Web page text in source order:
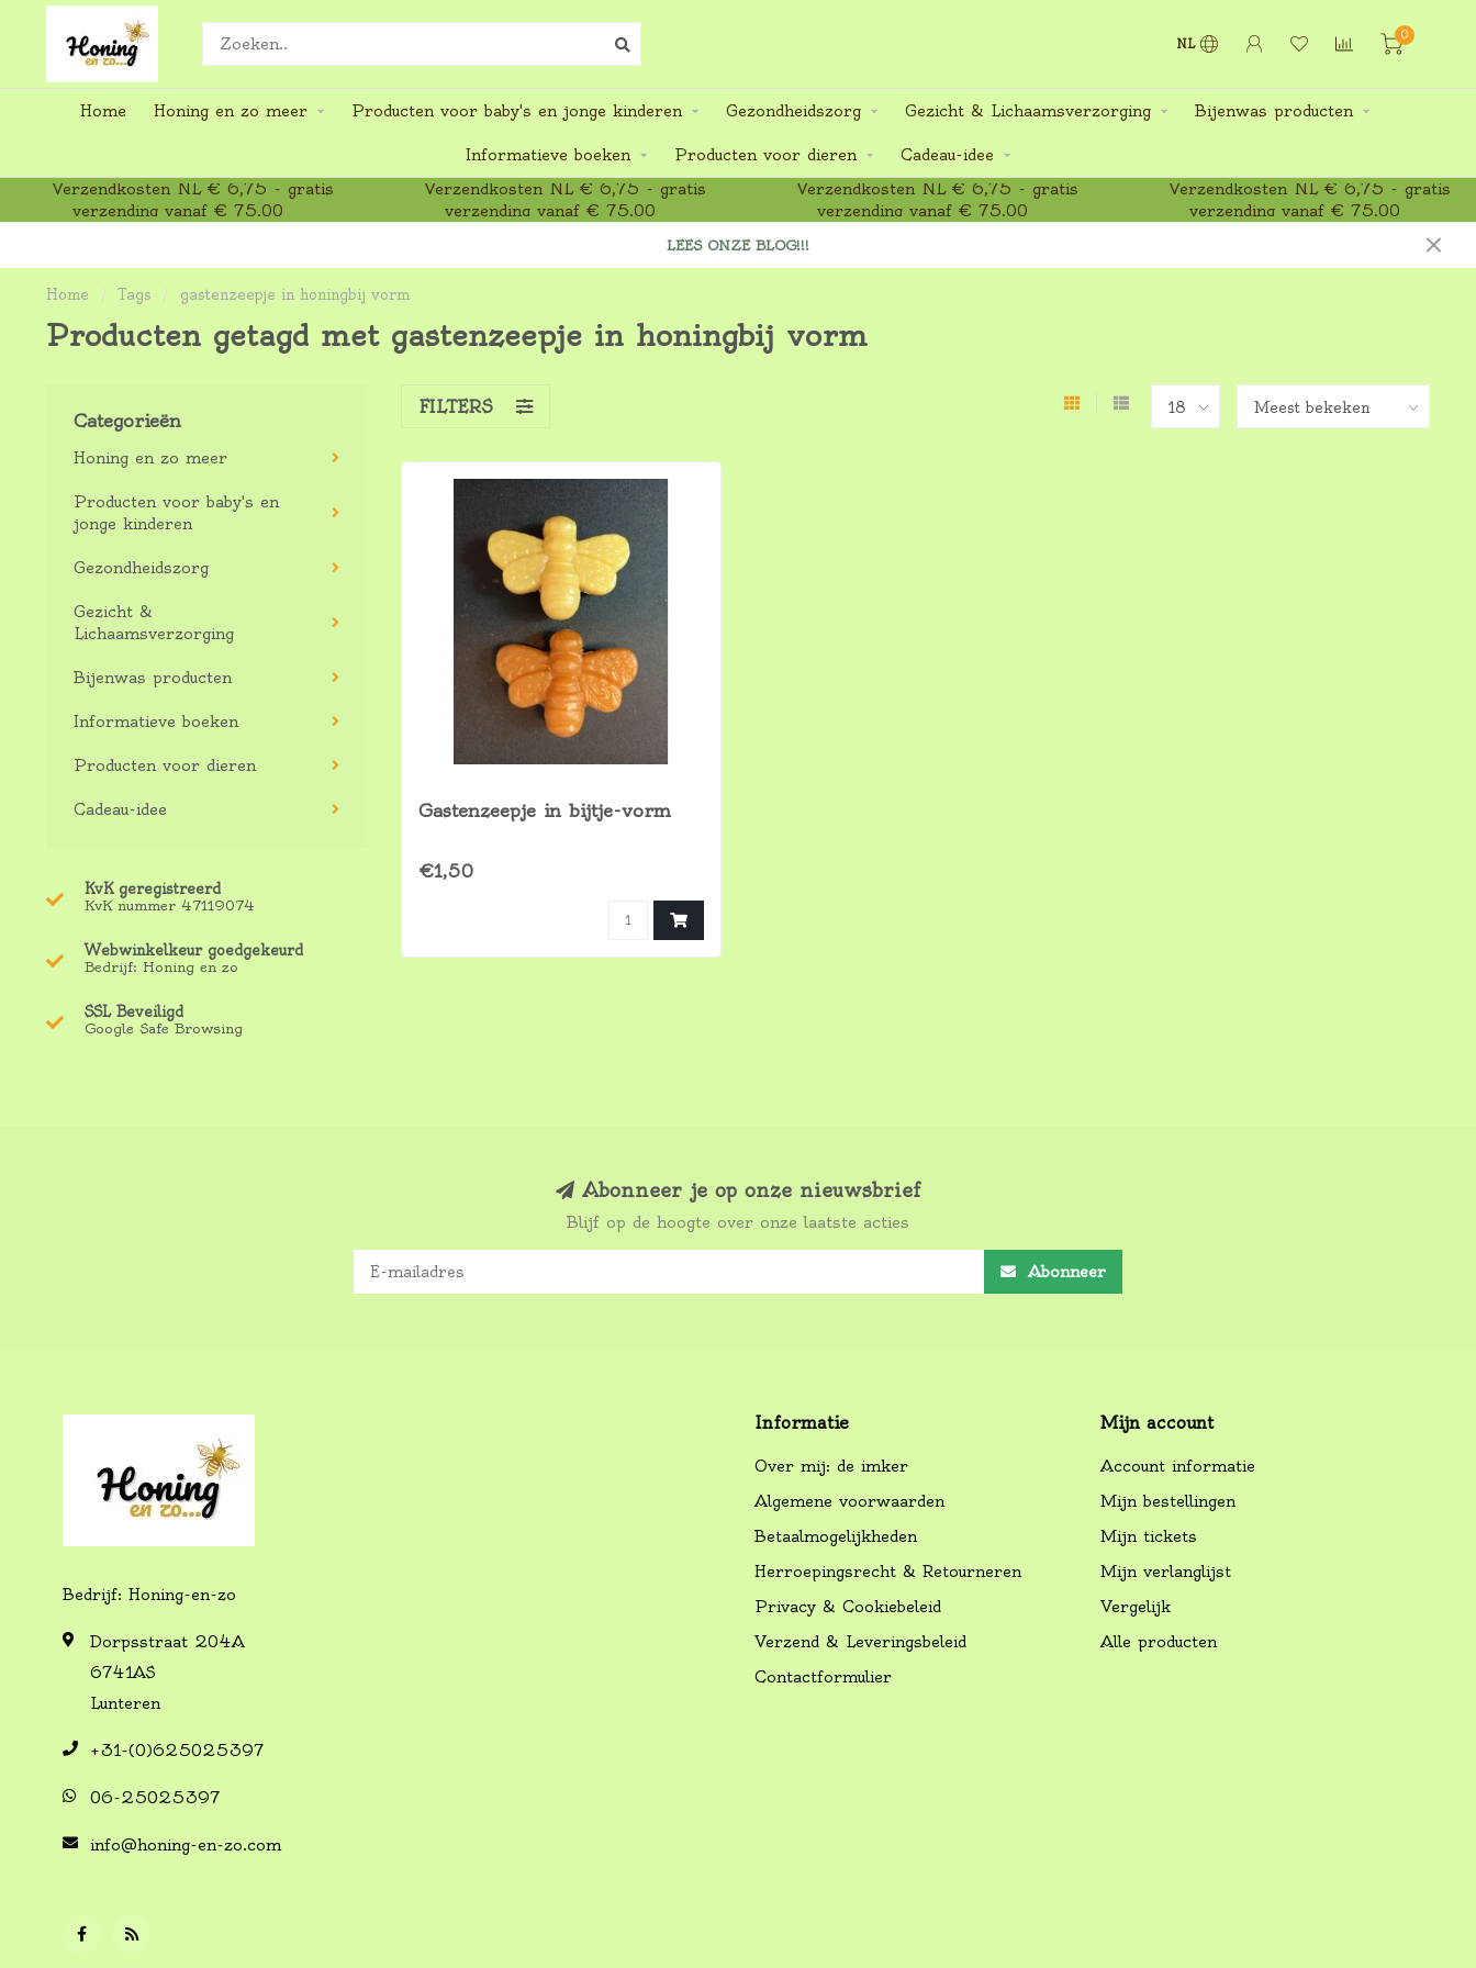
NL
0
Home Honing en zo meer Producten voor baby's en jonge kinderen Gezondheidszorg Gezicht & Lichaamsverzorging Bijenwas producten
Informatieve boeken Producten voor dieren
Cadeau-idee
Verzendkosten NL € 6,75 - gratis
verzending vanaf € 75,00
Verzendkosten NL € 6,75 - gratis
verzending vanaf € 75,00
Verzendkosten NL € 6,75 - gratis
verzending vanaf € 75,00
Verzendkosten NL € 6,75 - gratis
verzending vanaf € 75,00
LEES ONZE BLOG!!!
Home / Tags / gastenzeepje in honingbij vorm
Producten getagd met gastenzeepje in honingbij vorm
Categorieën
Honing en zo meer
Producten voor baby's en
jonge kinderen
Gezondheidszorg
Gezicht &
Lichaamsverzorging
Bijenwas producten
Informatieve boeken
Producten voor dieren
Cadeau-idee
KvK geregistreerd
KvK nummer 47119074
Webwinkelkeur goedgekeurd
Bedrijf: Honing en zo
SSL Beveiligd
Google Safe Browsing
FILTERS
Gastenzeepje in bijtje-vorm
€1,50
Abonneer je op onze nieuwsbrief
Blijf op de hoogte over onze laatste acties
Abonneer
Bedrijf: Honing-en-zo
Dorpsstraat 204A
6741AS
Lunteren
+31-(0)625025397
06-25025397
info@honing-en-zo.com
Informatie
Over mij: de imker
Algemene voorwaarden
Betaalmogelijkheden
Herroepingsrecht & Retourneren
Privacy & Cookiebeleid
Verzend & Leveringsbeleid
Contactformulier
Mijn account
Account informatie
Mijn bestellingen
Mijn tickets
Mijn verlanglijst
Vergelijk
Alle producten